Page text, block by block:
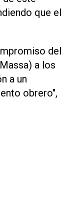
que el
del
a los
a un
obrero",